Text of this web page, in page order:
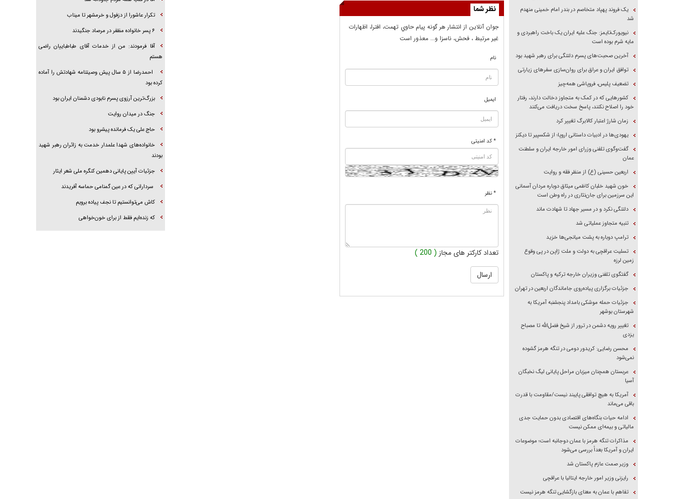
نظر شما
جوان آنلاين از انتشار هر گونه پيام حاوي تهمت، افترا، اظهارات
غير مرتبط ، فحش، ناسزا و... معذور است
نام
ایمیل
* کد امنیتی
* نظر
تعداد کارکتر های مجاز ( 200 )
یک فروند پهپاد متخاصم در بندر امام خمینی منهدم
شد
نیویورک‌تایمز: جنگ علیه ایران یک باخت راهبردی و
مایه شرم بوده است
آخرین صحبت‌های پسرم دلتنگی برای رهبر شهید بود
توافق ایران و عراق برای روان‌سازی سفر‌های زیارتی
تضعیف پلیس، فروپاشی همه‌چیز
کشور‌هایی که در کمک به متجاوز دخالت دارند، رفتار
خود را اصلاح نکنند، پاسخ سخت دریافت می‌کنند
زمان شارژ اعتبار کالابرگ تغییر کرد
یهودی‌ها در ادبیات داستانی اروپا؛ از شکسپیر تا دیکنز
گفت‌وگوی تلفنی وزرای امور خارجه ایران و سلطنت
عمان
اربعین حسینی (ع) از منظر فقه و روایت
خون شهید خلبان کاظمی میثاق دوباره مردان آسمانی
این سرزمین برای جان‌نثاری در راه وطن است
دلتنگی نکرد و در مسیر جهاد تا شهادت ماند
تنبیه متجاوز عملیاتی شد
ترامپ دوباره به پشت میانجی‌ها خزید
تسلیت عراقچی به دولت و ملت ژاپن در پی وقوع
زمین لرزه
گفتگوی تلفنی وزیران خارجه ترکیه و پاکستان
جزئیات برگزاری پیاده‌روی جاماندگان اربعین در تهران
جزئیات حمله موشکی بامداد پنجشنبه آمریکا به
شهرستان بوشهر
تغییر رویه دشمن در ترور از شیخ فضل‌الله تا مصباح
یزدی
محسن رضایی: کریدور دومی در تنگه هرمز گشوده
نمی‌شود
عربستان همچنان میزبان مراحل پایانی لیگ نخبگان
آسیا
آمریکا به هیچ توافقی پایبند نیست/مقاومت با قدرت
باقی می‌ماند
ادامه حیات بنگاه‌های اقتصادی بدون حمایت جدی
مالیاتی و بیمه‌ای ممکن نیست
مذاکرات تنگه هرمز با عمان دوجانبه است؛ موضوعات
ایران و آمریکا بعداً بررسی می‌شود
وزیر صمت عازم پاکستان شد
رایزنی وزیر امور خارجه ایتالیا با عراقچی
تفاهم با عمان به معنای بازگشایی تنگه هرمز نیست
تکرار عاشورا از دزفول و خرمشهر تا میناب
۶ پسر خانواده مظفر در مرصاد جنگیدند
آقا فرمودند: من از خدمات آقای طباطباییان راضی
هستم
احمدرضا از ۵ سال پیش وصیتنامه شهادتش را آماده
کرده بود
بزرگ‌ترین آرزوی پسرم نابودی دشمنان ایران بود
جنگ در میدان روایت
حاج علی یک فرمانده پیشرو بود
خانواده‌های شهدا علمدار خدمت به زائران رهبر شهید
بودند
جزئیات آیین پایانی دهمین کنگره ملی شعر ایثار
سردارانی که در عین گمنامی حماسه آفریدند
کاش می‌توانستیم تا نجف پیاده برویم
که زنده‌ایم فقط از برای خون‌خواهی